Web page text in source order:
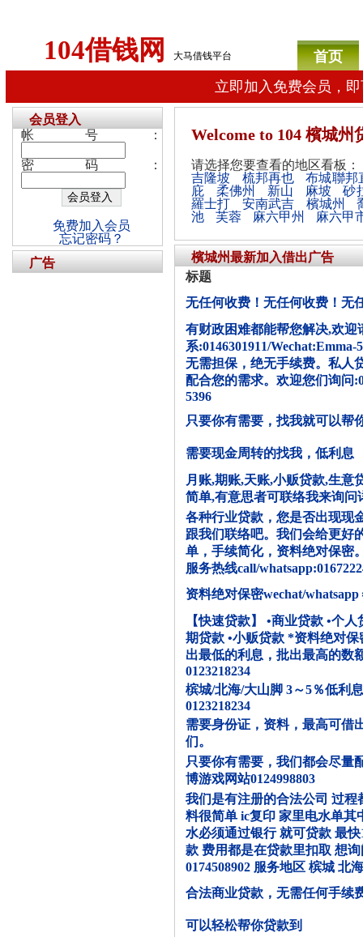
104借钱网 大马借钱平台
首页
立即加入免费会员，
Welcome to 104 檳城州
请选择您要查看的地区看板：
吉隆坡
梳邦再也
布城聯邦
庇
柔佛州 新山 麻坡
砂
羅士打
安南武吉 檳城州
池
芙蓉 麻六甲州 麻六甲
檳城州最新加入借出广告
标题
无任何收费！无任何收费！无
有财政困难都能帮您解决,欢迎
系:0146301911/
无需担保，绝无手续费。私人
配合您的需求。欢迎您们询问
5396
只要你有需要，找我就可以帮
需要现金周转的找我，低利息
月账,期账,天账,小贩贷款,生意
简单,有意思者可联络我来询问
各种行业贷款，您是否出现现
跟我们联络吧。我们会给更好
单，手续简化，资料绝对保密
服务热线call/
资料绝对保密wechat/whatsapp
【快速贷款】 •商业贷款 •个
期贷款 •小贩贷款 *资料绝对
出最低的利息，批出最高的数
0123218234
槟城/北海/大山脚 3～5％低利
0123218234
需要身份证，资料，最高可借
们。
只要你有需要，我们都会尽量
博游戏网站0124998803
我们是有注册的合法公司 过
料很简单 ic复印 家里电水单其
水必须通过银行 就可贷款 最
款 费用都是在贷款里扣取 想
0174508902 服务地区 槟城 北
合法商业贷款，无需任何手续
可以轻松帮你贷款到
会员登入
帐号：
密码：
免费加入会员
忘记密码？
广告